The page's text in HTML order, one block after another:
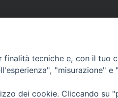
Ufficio Comunicazioni
tecniche e, con il tuo
"misurazione"
dei cookie. Cliccando su